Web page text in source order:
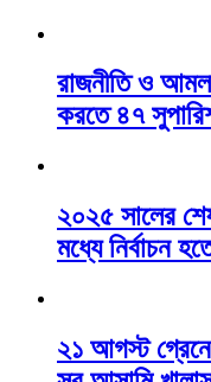
রাজনীতি ও
করতে ৪৭
২০২৫ সালের
মধ্যে নির্বাচন
২১ আগস্ট